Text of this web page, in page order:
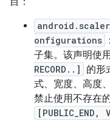
onfigurations
子集。该声明使
RECORD..]
的形
式、宽度、高度
禁止使用不存在
[PUBLIC_END,